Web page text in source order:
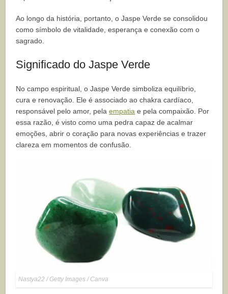
Ao longo da história, portanto, o Jaspe Verde se consolidou
como símbolo de vitalidade, esperança e conexão com o
sagrado.
Significado do Jaspe Verde
No campo espiritual, o Jaspe Verde simboliza equilíbrio,
cura e renovação. Ele é associado ao chakra cardíaco,
responsável pelo amor, pelaempatia e pela compaixão. Por
essa razão, é visto como uma pedra capaz de acalmar
emoções, abrir o coração para novas experiências e trazer
clareza em momentos de confusão.
Nastya22 / Getty Images / Canva